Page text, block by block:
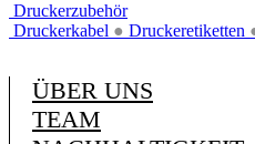
Druckerzubehör
Druckerkabel ● Druckeretiketten
ÜBER UNS
TEAM